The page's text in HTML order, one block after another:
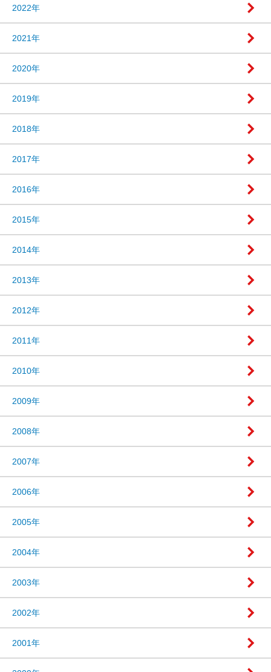
2022年
2021年
2020年
2019年
2018年
2017年
2016年
2015年
2014年
2013年
2012年
2011年
2010年
2009年
2008年
2007年
2006年
2005年
2004年
2003年
2002年
2001年